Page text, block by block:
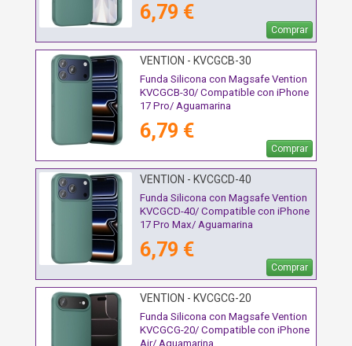
6,79 €
Comprar
VENTION - KVCGCB-30
Funda Silicona con Magsafe Vention
KVCGCB-30/ Compatible con iPhone
17 Pro/ Aguamarina
6,79 €
Comprar
VENTION - KVCGCD-40
Funda Silicona con Magsafe Vention
KVCGCD-40/ Compatible con iPhone
17 Pro Max/ Aguamarina
6,79 €
Comprar
VENTION - KVCGCG-20
Funda Silicona con Magsafe Vention
KVCGCG-20/ Compatible con iPhone
Air/ Aguamarina